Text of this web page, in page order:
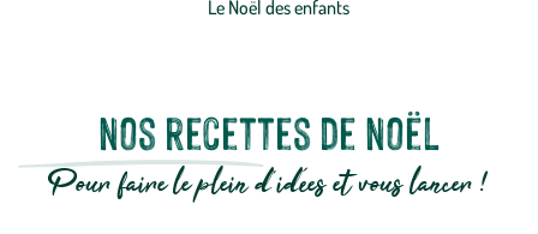
Le Noël des enfants
Nos recettes de Noël
Pour faire le plein d'idées et vous lancer !